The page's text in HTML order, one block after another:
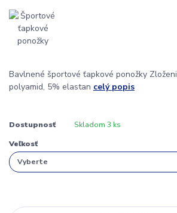
Bavlnené športové ťapkové ponožky
polyamid, 5% elastan celý popis
Dostupnosť Skladom 3 ks
Veľkosť